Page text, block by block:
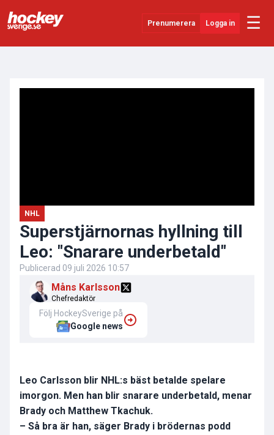
Prenumerera Logga in ☰
NHL
Superstjärnornas hyllning till
Leo: "Snarare underbetald"
Publicerad 09 juli 2026 10:57
Måns Karlsson
Chefredaktör
Följ HockeySverige på
Google news
Leo Carlsson blir NHL:s bäst betalde spelare
imorgon. Men han blir snarare underbetald, menar
Brady och Matthew Tkachuk.
– Så bra är han, säger Brady i brödernas podd